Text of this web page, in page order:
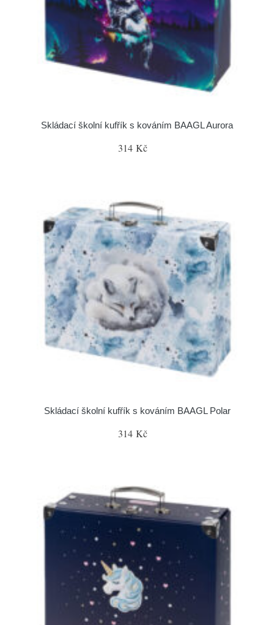
Skládací školní kufřík s kováním BAAGL Aurora
314 Kč
Skládací školní kufřík s kováním BAAGL Polar
314 Kč